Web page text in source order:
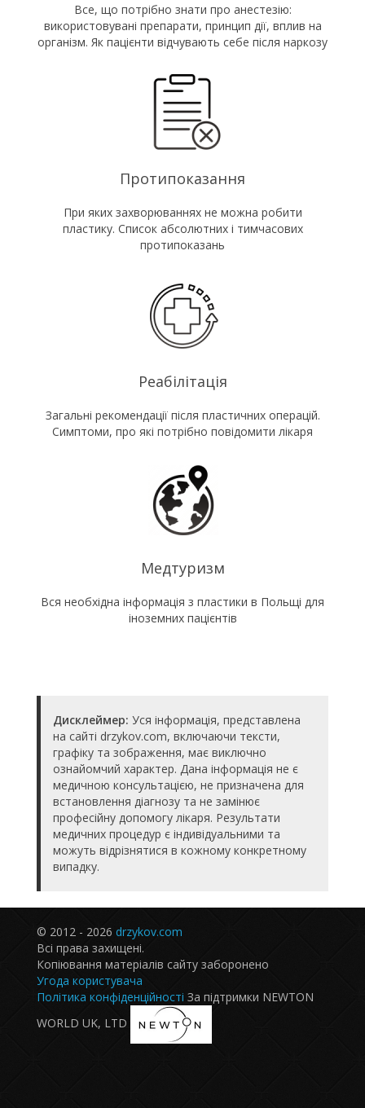
Все, що потрібно знати про анестезію:
використовувані препарати, принцип дії, вплив на
організм. Як пацієнти відчувають себе після наркозу
Протипоказання
При яких захворюваннях не можна робити
пластику. Список абсолютних і тимчасових
протипоказань
Реабілітація
Загальні рекомендації після пластичних операцій.
Симптоми, про які потрібно повідомити лікаря
Медтуризм
Вся необхідна інформація з пластики в Польщі для
іноземних пацієнтів
Дисклеймер: Уся інформація, представлена
на сайті drzykov.com, включаючи тексти,
графіку та зображення, має виключно
ознайомчий характер. Дана інформація не є
медичною консультацією, не призначена для
встановлення діагнозу та не замінює
професійну допомогу лікаря. Результати
медичних процедур є індивідуальними та
можуть відрізнятися в кожному конкретному
випадку.
© 2012 - 2026 drzykov.com
Всі права захищені.
Копіювання матеріалів сайту заборонено
Угода користувача
Політика конфіденційності За підтримки NEWTON
WORLD UK, LTD